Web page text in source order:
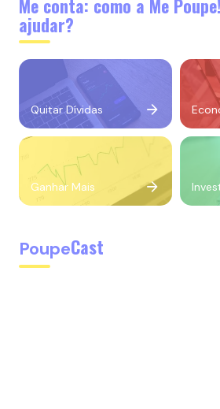
Me conta: como a Me
ajudar?
Quitar Dívidas
Ganhar Mais
PoupeCast